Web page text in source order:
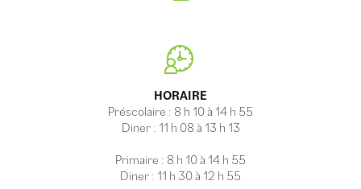
HORAIRE
Préscolaire : 8 h 10 à 14 h 55
Diner : 11 h 08 à 13 h 13
Primaire : 8 h 10 à 14 h 55
Diner : 11 h 30 à 12 h 55